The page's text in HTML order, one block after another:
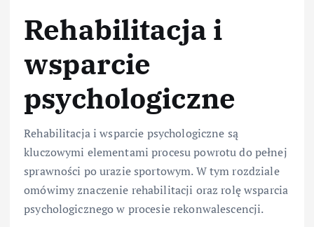
Rehabilitacja i
wsparcie
psychologiczne
Rehabilitacja i wsparcie psychologiczne są
kluczowymi elementami procesu powrotu do pełnej
sprawności po urazie sportowym. W tym rozdziale
omówimy znaczenie rehabilitacji oraz rolę wsparcia
psychologicznego w procesie rekonwalescencji.